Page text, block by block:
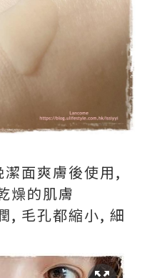
面爽膚後使用,
燥的肌膚
, 毛孔都縮小, 細